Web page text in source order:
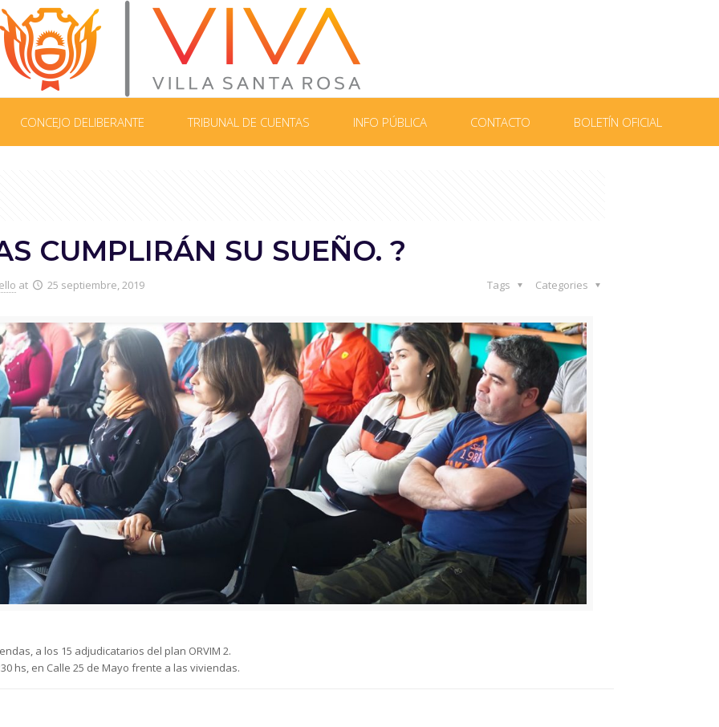
CONCEJO DELIBERANTE TRIBUNAL DE CUENTAS INFO PÚBLICA CONTACTO BOLETÍN OFICIAL
CUMPLIRÁN SU SUEÑO. ?
at 25 septiembre, 2019 Categories
Tags
a los 15 adjudicatarios del plan ORVIM 2.
hs, en Calle 25 de Mayo frente a las viviendas.